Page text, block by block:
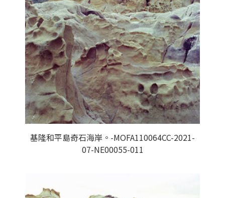
基隆和平島奇石海岸。-MOFA110064CC-2021-
07-NE00055-011